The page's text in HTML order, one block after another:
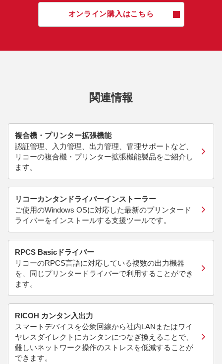
オンライン購入はこちら
関連情報
複合機・プリンター拡張機能
認証管理、入力管理、出力管理、管理サポートなど、
リコーの複合機・プリンター拡張機能製品をご紹介し
ます。
リコーカンタンドライバーインストーラー
ご使用のWindows OSに対応した最新のプリンタード
ライバーをインストールする支援ツールです。
RPCS Basicドライバー
リコーのRPCS言語に対応している複数の出力機器
を、同じプリンタードライバーで利用することができ
ます。
RICOH カンタン入出力
スマートデバイスを公衆回線から社内LANまたはワイ
ヤレスダイレクトにカンタンにつなぎ換えることで、
難しいネットワーク操作のストレスを低減することが
できます。